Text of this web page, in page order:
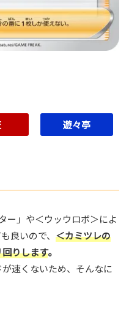
遊々亭
ー」や＜ウッウロボ＞によ
良いので、 ＜カミツレの
りします。
速くないため、そんなに